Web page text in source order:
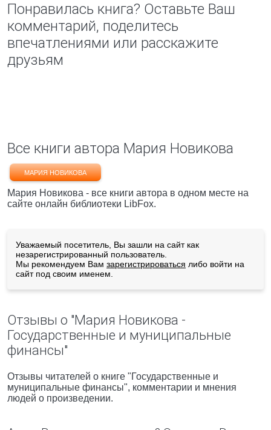
Понравилась книга? Оставьте Ваш
комментарий, поделитесь
впечатлениями или расскажите
друзьям
Все книги автора Мария Новикова
МАРИЯ НОВИКОВА
Мария Новикова - все книги автора в одном месте на
сайте онлайн библиотеки LibFox.
Уважаемый посетитель, Вы зашли на сайт как
незарегистрированный пользователь.
Мы рекомендуем Вам зарегистрироваться либо войти на
сайт под своим именем.
Отзывы о "Мария Новикова -
Государственные и муниципальные
финансы"
Отзывы читателей о книге "Государственные и
муниципальные финансы", комментарии и мнения
людей о произведении.